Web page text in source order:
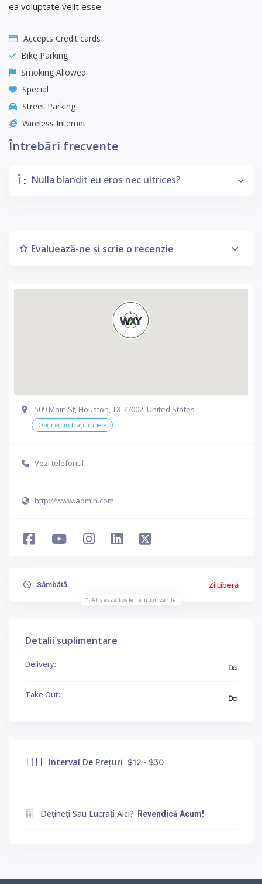
ea voluptate velit esse
Accepts Credit cards
Bike Parking
Smoking Allowed
Special
Street Parking
Wireless Internet
Întrebări frecvente
Î : Nulla blandit eu eros nec ultrices?
Evaluează-ne și scrie o recenzie
509 Main St, Houston, TX 77002, United States
Obțineți indicații rutiere
Vezi telefonul
http://www.admin.com
Sâmbătă Zi Liberă
Afișează Toate Temporizările
Detalii suplimentare
Delivery: Da
Take Out: Da
| ||| Interval De Prețuri $12 - $30
Dețineți Sau Lucrați Aici? Revendică Acum!